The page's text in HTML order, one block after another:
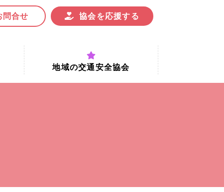
問合せ 協会を応援する
時間
地域の交通安全協会